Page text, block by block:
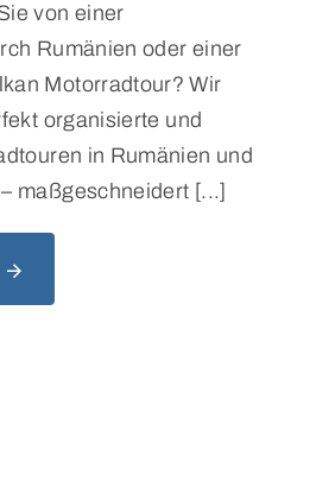
von einer
Rumänien oder einer
Motorradtour? Wir
organisierte und
in Rumänien und
maßgeschneidert [...]